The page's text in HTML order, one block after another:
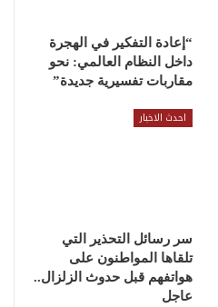
“إعادة التفكير في الهجرة
داخل النظام العالمي: نحو
مقاربات تفسيرية جديدة”
احدث الاخبار
سر رسائل التحذير التي
تلقاها المواطنون على
هواتفهم قبل حدوث الزلزال..
عاجل